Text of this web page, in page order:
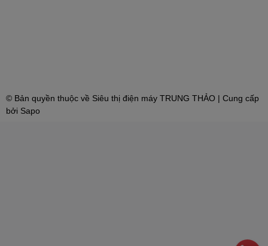
© Bản quyền thuộc về Siêu thị điện máy TRUNG THẢO | Cung cấp
bởi Sapo